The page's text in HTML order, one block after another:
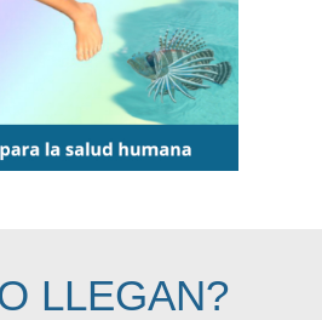
LLEGAN?